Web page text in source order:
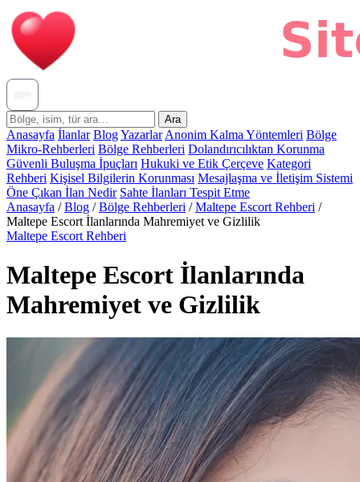
Ara
Anasayfa İlanlar BlogYazarlar Anonim Kalma Yöntemleri Bölge
Mikro-Rehberleri Bölge Rehberleri Dolandırıcılıktan Korunma
Güvenli Buluşma İpuçları Hukuki ve Etik Çerçeve Kategori
Rehberi Kişisel Bilgilerin Korunması Mesajlaşma ve İletişim Sistemi
Öne Çıkan İlan Nedir Sahte İlanları Tespit Etme
Anasayfa / Blog / Bölge Rehberleri / Maltepe Escort Rehberi /
Maltepe Escort İlanlarında Mahremiyet ve Gizlilik
Maltepe Escort Rehberi
Maltepe Escort İlanlarında
Mahremiyet ve Gizlilik